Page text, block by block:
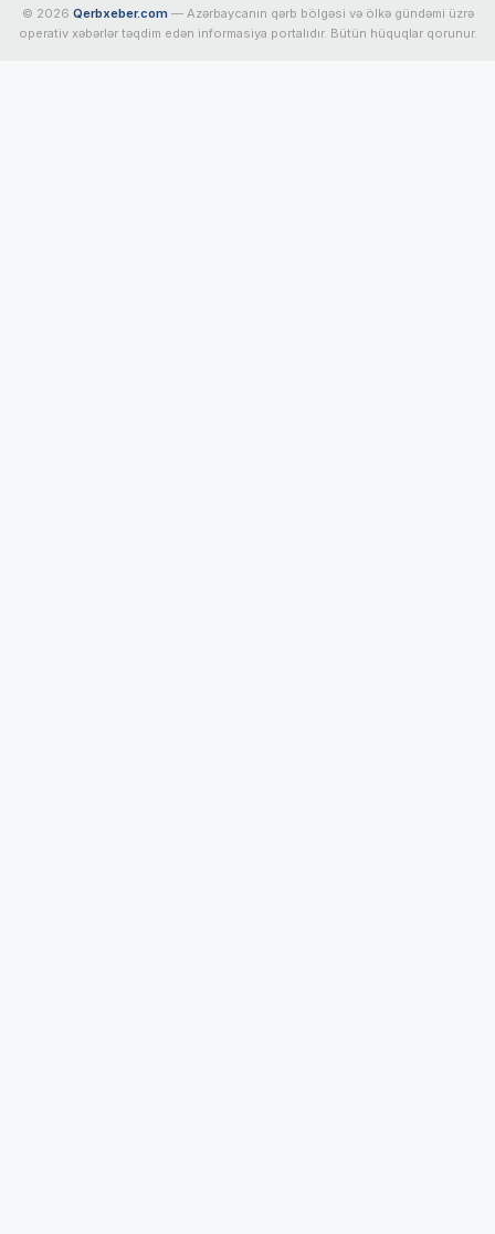
© 2026 Qerbxeber.com — Azərbaycanın qərb bölgəsi və ölkə gündəmi üzrə
operativ xəbərlər təqdim edən informasiya portalıdır. Bütün hüquqlar qorunur.